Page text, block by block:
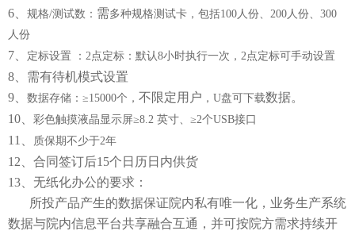
6、 规格/测试数： 需多种规格测试卡，包括100人份、200人份、300
人份
7、 定标设置 ： 2点定标：默认8小时执行一次，2点定标可手动设置
8、需有待机模式设置
9、 数据存储： ≥15000个， 不限定用户 ， U盘可下载数据。
10、 彩色触摸液晶显示屏≥8.2 英寸、≥2个USB接口
11、 质保期不少于2年
12、合同签订后15个日历日内供货
13、无纸化办公的要求：
所投产品产生的数据保证院内私有唯一化，业务生产系统
数据与院内信息平台共享融合互通，并可按院方需求持续开